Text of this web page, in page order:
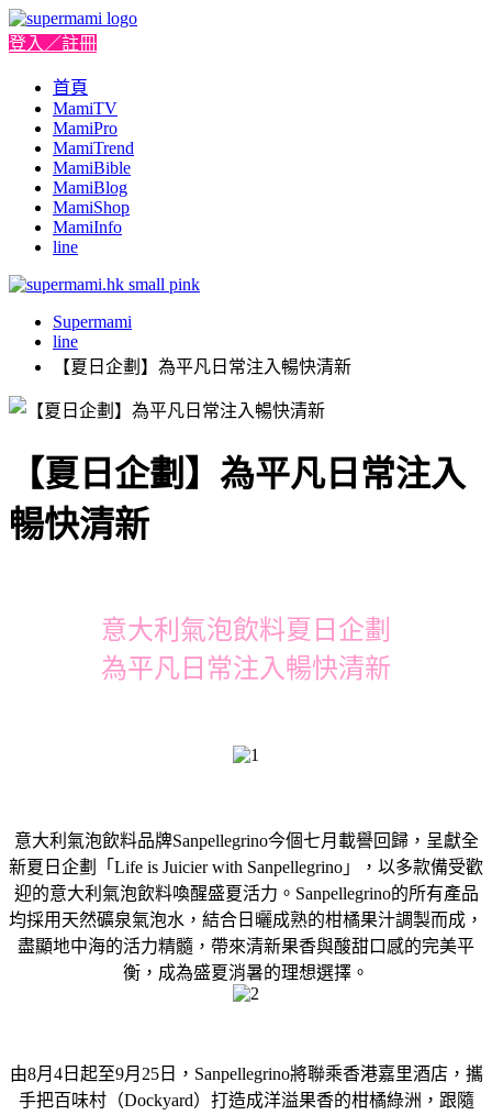
登入／註冊
首頁
MamiTV
MamiPro
MamiTrend
MamiBible
MamiBlog
MamiShop
MamiInfo
line
Supermami
line
【夏日企劃】為平凡日常注入暢快清新
【夏日企劃】為平凡日常注入
暢快清新
意大利氣泡飲料夏日企劃
為平凡日常注入暢快清新
意大利氣泡飲料品牌Sanpellegrino今個七月載譽回歸，呈獻全
新夏日企劃「Life is Juicier with Sanpellegrino」，以多款備受歡
迎的意大利氣泡飲料喚醒盛夏活力。Sanpellegrino的所有產品
均採用天然礦泉氣泡水，結合日曬成熟的柑橘果汁調製而成，
盡顯地中海的活力精髓，帶來清新果香與酸甜口感的完美平
衡，成為盛夏消暑的理想選擇。
由8月4日起至9月25日，Sanpellegrino將聯乘香港嘉里酒店，攜
手把百味村（Dockyard）打造成洋溢果香的柑橘綠洲，跟隨